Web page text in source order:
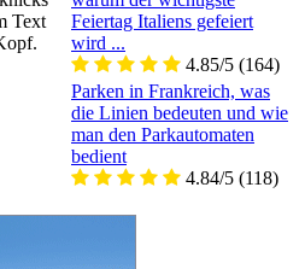
Feiertag Italiens gefeiert
wird ...
4.85/5 (164)
Parken in Frankreich, was
die Linien bedeuten und wie
man den Parkautomaten
bedient
4.84/5 (118)